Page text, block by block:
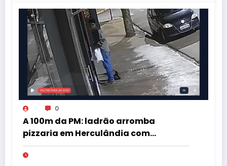
0
A 100m da PM: ladrão arromba
pizzaria em Herculândia com
patinete furtado